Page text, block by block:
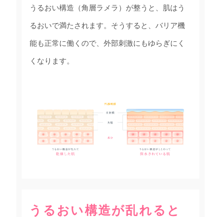
うるおい構造（角層ラメラ）が整うと、肌はう
るおいで満たされます。そうすると、バリア機
能も正常に働くので、外部刺激にもゆらぎにく
くなります。
うるおい構造が乱れると